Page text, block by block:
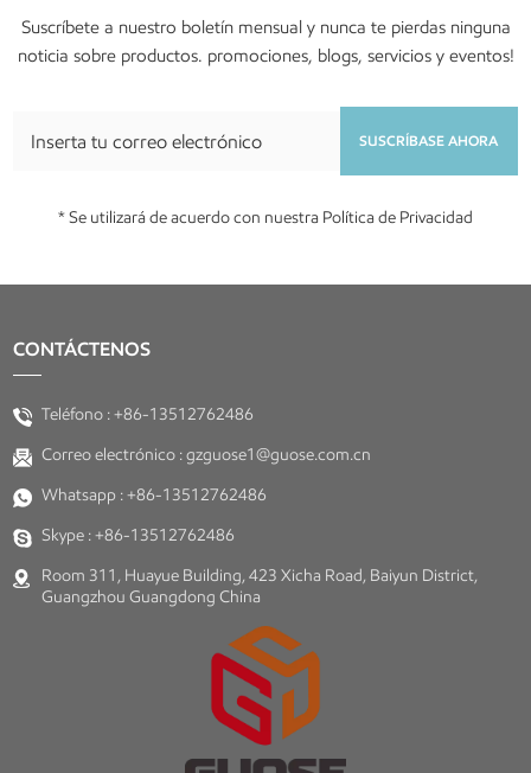
Suscríbete a nuestro boletín mensual y nunca te pierdas ninguna
noticia sobre productos. promociones, blogs, servicios y eventos!
SUSCRÍBASE AHORA
* Se utilizará de acuerdo con nuestra Política de Privacidad
CONTÁCTENOS
Teléfono :+86-13512762486
Correo electrónico :gzguose1@guose.com.cn
Whatsapp :+86-13512762486
Skype :+86-13512762486
Room 311, Huayue Building, 423 Xicha Road, Baiyun District,
Guangzhou Guangdong China